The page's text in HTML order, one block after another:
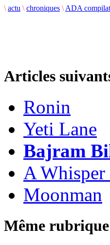
\ actu \ chroniques \ ADA
Articles
Ronin
Yeti Lane
Bajram
A
Moonman
Même rubrique